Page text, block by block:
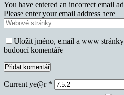
You have entered an incorrect email
Please enter your email address here
Uložit jméno, email a www
budoucí komentáře
Current ye@r *